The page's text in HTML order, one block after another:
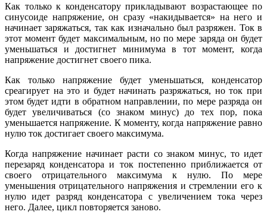
Как только к конденсатору прикладывают возрастающее по
синусоиде напряжение, он сразу «накидывается» на него и
начинает заряжаться, так как изначально был разряжен. Ток в
этот момент будет максимальным, но по мере заряда он будет
уменьшаться и достигнет минимума в тот момент, когда
напряжение достигнет своего пика.
Как только напряжение будет уменьшаться, конденсатор
среагирует на это и будет начинать разряжаться, но ток при
этом будет идти в обратном направлении, по мере разряда он
будет увеличиваться (со знаком минус) до тех пор, пока
уменьшается напряжение. К моменту, когда напряжение равно
нулю ток достигает своего максимума.
Когда напряжение начинает расти со знаком минус, то идет
перезаряд конденсатора и ток постепенно приближается от
своего отрицательного максимума к нулю. По мере
уменьшения отрицательного напряжения и стремлении его к
нулю идет разряд конденсатора с увеличением тока через
него. Далее, цикл повторяется заново.